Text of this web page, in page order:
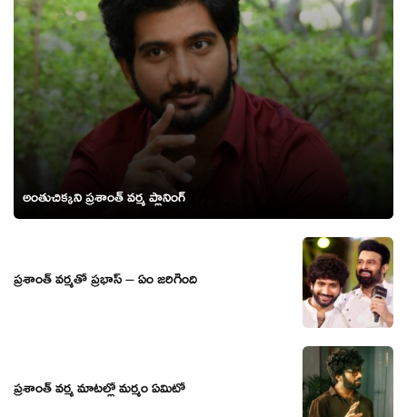
అంతుచిక్కని ప్రశాంత్ వర్మ ప్లానింగ్
ప్రశాంత్ వర్మతో ప్రభాస్ – ఏం జరిగింది
ప్రశాంత్ వర్మ మాటల్లో మర్మం ఏమిటో